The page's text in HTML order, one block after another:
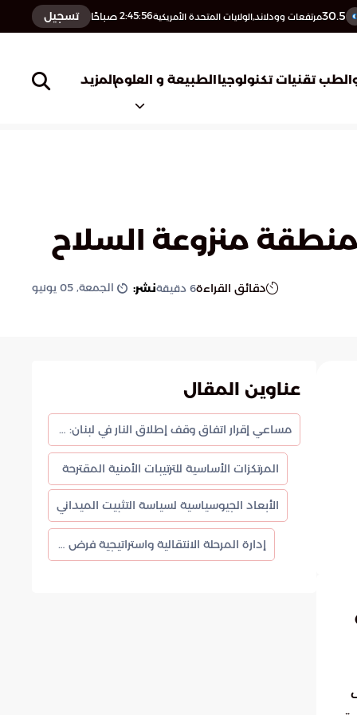
30.5مرتفعات وودلاند,الولايات المتحدة الأمريكية2:45:57 صباحًا تسجيل
تقنيات تكنولوجياالطبيعة و العلومالمزيد
منطقة منزوعة السلاح
دقائق القراءة6 دقيقةنشر: الجمعة, 05 يونيو
عناوين المقال
مساعي إقرار اتفاق وقف إطلاق النار في لبنان: صياغة استراتيجية للأمن الحدودي
المرتكزات الأساسية للترتيبات الأمنية المقترحة
الأبعاد الجيوسياسية لسياسة التثبيت الميداني
إدارة المرحلة الانتقالية واستراتيجية فرض الواقع